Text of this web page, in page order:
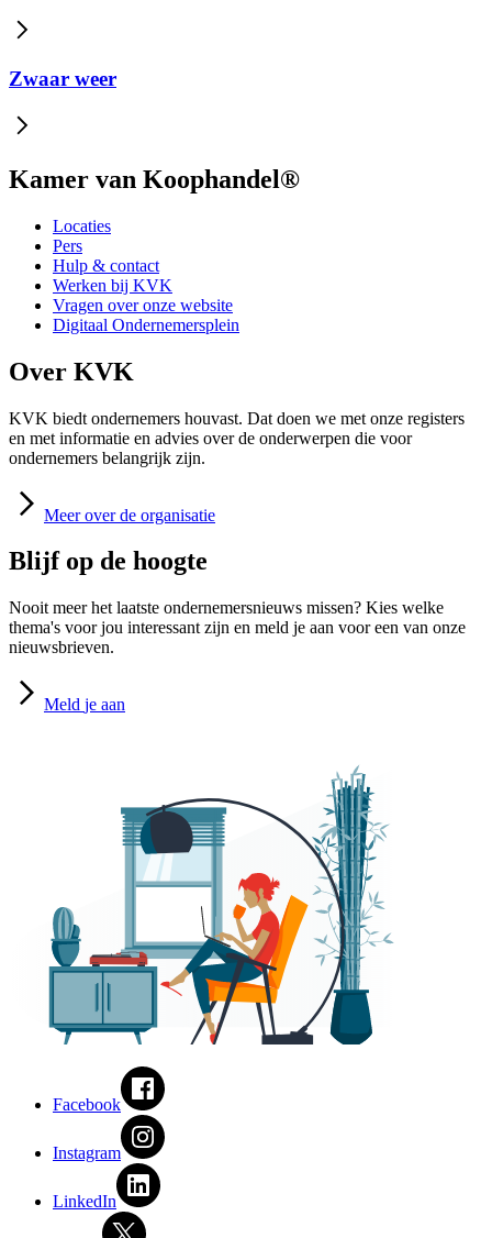
Zwaar weer
Kamer van Koophandel®
Locaties
Pers
Hulp & contact
Werken bij KVK
Vragen over onze website
Digitaal Ondernemersplein
Over KVK
KVK biedt ondernemers houvast. Dat doen we met onze registers
en met informatie en advies over de onderwerpen die voor
ondernemers belangrijk zijn.
Meer over de organisatie
Blijf op de hoogte
Nooit meer het laatste ondernemersnieuws missen? Kies welke
thema's voor jou interessant zijn en meld je aan voor een van onze
nieuwsbrieven.
Meld je aan
Facebook
Instagram
LinkedIn